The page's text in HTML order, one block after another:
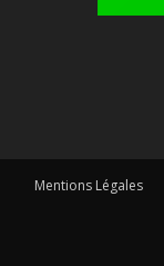
Mentions Légales